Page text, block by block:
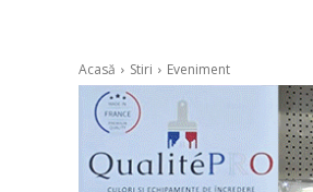
Acasă Stiri Eveniment